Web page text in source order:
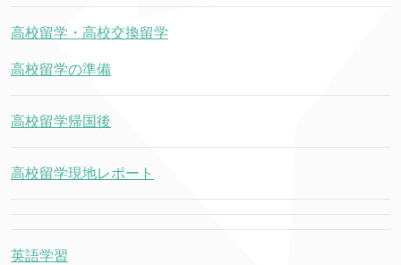
高校留学・高校交換留学
高校留学の準備
高校留学帰国後
高校留学現地レポート
英語学習